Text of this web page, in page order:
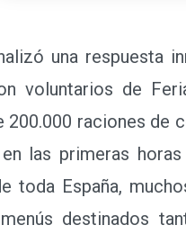
una respuesta
voluntarios de
raciones de
las primeras
España,
destinados